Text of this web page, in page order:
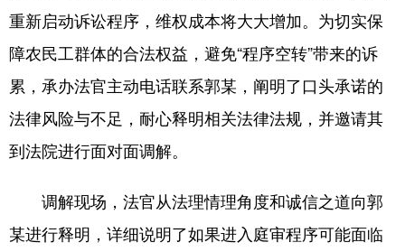
重新启动诉讼程序，维权成本将大大增加。为切实保
障农民工群体的合法权益，避免“程序空转”带来的诉
累，承办法官主动电话联系郭某，阐明了口头承诺的
法律风险与不足，耐心释明相关法律法规，并邀请其
到法院进行面对面调解。
调解现场，法官从法理情理角度和诚信之道向郭
某进行释明，详细说明了如果进入庭审程序可能面临